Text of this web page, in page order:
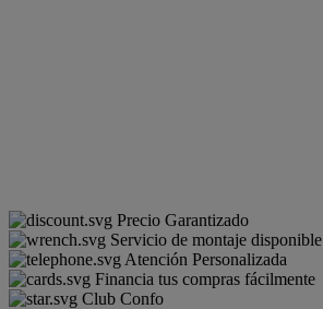
Precio Garantizado
Servicio de montaje disponible
Atención Personalizada
Financia tus compras fácilmente
Club Confo